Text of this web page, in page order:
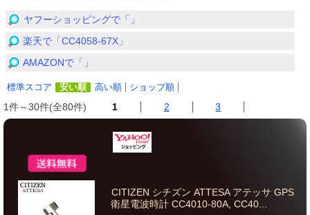
ヤフーショッピングで「」
楽天で「CC4058-67X」
AMAZONで「」
標準スコア 安い順 高い順 ショップ順
1件～30件(全80件) 1 2 3
CITIZEN シチズン ATTESA アテッサ GPS
衛星電波時計 CC4010-80A, CC40...